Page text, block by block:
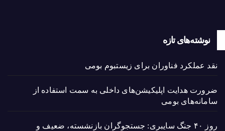
نوشته‌های تازه
نقد عملکرد فناوران برای زیستبوم بومی
ضرورت هدایت اپلیکیشن‌های داخلی به سمت استفاده از
سامانه‌های بومی
روز ۴۰ جنگ سایبری: جستجوگران بازنشسته، ضعیف و